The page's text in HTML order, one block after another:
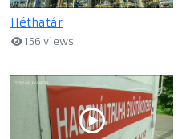
Héthatár
156 views